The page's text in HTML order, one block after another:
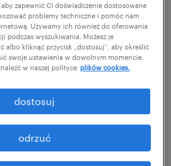
wnioski z 48.
planów rekrutacyjnych
także w decyzjach zawodowych
Ofert może być na rynku
nie zawsze są one już
potencjalnych kandydatów.
zapewnić Ci doświadczenie dostosowane
problemy techniczne i pomóc nam
Używamy ich również do oferowania
podczas wyszukiwania. Możesz je
albo kliknąć przycisk „dostosuj”, aby określić
swoje ustawienia w dowolnym momencie.
w naszej polityce plików cookies.
odrzuć
dostosuj